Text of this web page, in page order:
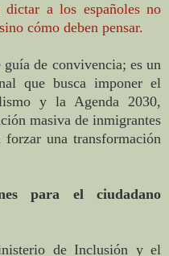
dictar a los españoles no
cómo deben pensar.
de convivencia; es un
que busca imponer el
y la Agenda 2030,
masiva de inmigrantes
una transformación
para el ciudadano
de Inclusión y el